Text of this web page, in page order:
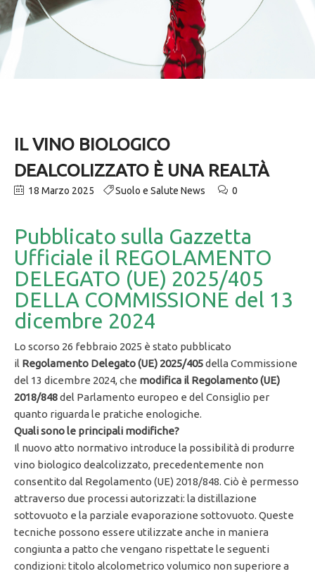
IL VINO BIOLOGICO
DEALCOLIZZATO È UNA REALTÀ
18 Marzo 2025 Suolo e Salute News 0
Pubblicato sulla Gazzetta
Ufficiale il REGOLAMENTO
DELEGATO (UE) 2025/405
DELLA COMMISSIONE del 13
dicembre 2024
Lo scorso 26 febbraio 2025 è stato pubblicato
il Regolamento Delegato (UE) 2025/405della Commissione
del 13 dicembre 2024, che modifica il Regolamento (UE)
2018/848del Parlamento europeo e del Consiglio per
quanto riguarda le pratiche enologiche.
Quali sono le principali modifiche?
Il nuovo atto normativo introduce la possibilità di produrre
vino biologico dealcolizzato, precedentemente non
consentito dal Regolamento (UE) 2018/848. Ciò è permesso
attraverso due processi autorizzati: la distillazione
sottovuoto e la parziale evaporazione sottovuoto. Queste
tecniche possono essere utilizzate anche in maniera
congiunta a patto che vengano rispettate le seguenti
condizioni: titolo alcolometrico volumico non superiore a